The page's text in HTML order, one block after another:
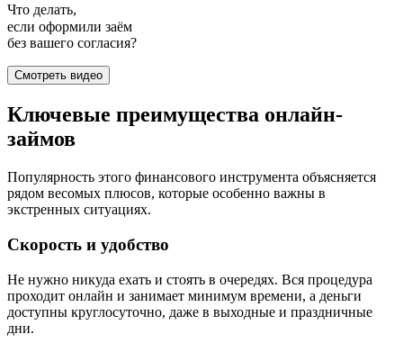
Что делать,
если оформили заём
без вашего согласия?
Смотреть видео
Ключевые преимущества онлайн-
займов
Популярность этого финансового инструмента объясняется
рядом весомых плюсов, которые особенно важны в
экстренных ситуациях.
Скорость и удобство
Не нужно никуда ехать и стоять в очередях. Вся процедура
проходит онлайн и занимает минимум времени, а деньги
доступны круглосуточно, даже в выходные и праздничные
дни.